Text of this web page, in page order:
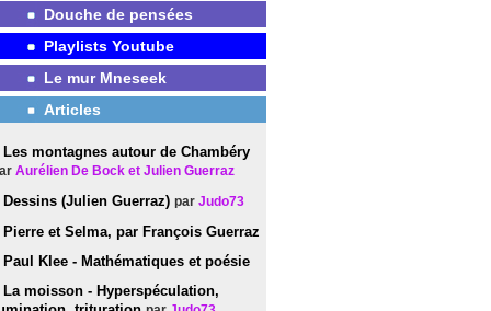
Douche de pensées
Playlists Youtube
Le mur Mneseek
Articles
Les montagnes autour de Chambéry
Aurélien De Bock et Julien Guerraz
Dessins (Julien Guerraz) par Judo73
Pierre et Selma, par François Guerraz
Paul Klee - Mathématiques et poésie
La moisson - Hyperspéculation,